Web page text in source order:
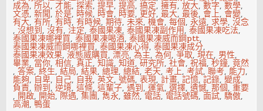
成為,所以,才能,探索,提早,提高,搞定,擁有,放大,數字,數學,
文憑,新聞,於是, 時候, 時會, 時要, 更好,最大,最後, 會上, 會變,
有大,有所,有時,有時候,期待,未來,機會,每個,永遠,求學,沒念
,沒想到,沒有, 注定,泰國果凍,泰國果凍副作用,泰國果凍吃法,
泰國果凍哪裡買,泰國果凍喝酒,泰國果凍威而鋼ptt,
泰國果凍威而鋼哪裡買,泰國果凍心得,泰國果凍成分,
泰國果凍效果,液態威購買,漂亮,為主,為何,爭取,現在, 男性,
畢業, 當你,相信,真正,知識,知道,研究所,社會,祝福,秒鐘,竟然
,答案,終生,結局,結果,總理,總結,老天,考上,考試,聯考, 能力,
能夠, 自卑, 自己, 自我,英文,號碼,表現, 計畫,記憶,記錄,變成,
負責,辦到,逆境,這條,這輩子,遇到,運氣,選擇,遺憾,那個,重要
, 開啟, 開始, 際遇,集團,雋永,雖然, 電話, 電話號碼,面試,驕傲,
高潮, 鴨蛋